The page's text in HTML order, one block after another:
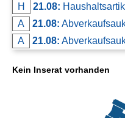
H
21.08:
A
21.08:
A
21.08:
Kein Inserat vorhanden